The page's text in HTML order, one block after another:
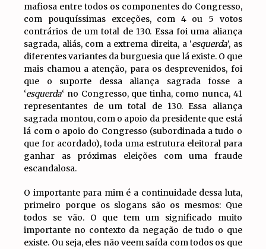
mafiosa entre todos os componentes do Congresso,
com pouquíssimas exceções, com 4 ou 5 votos
contrários de um total de 130. Essa foi uma aliança
sagrada, aliás, com a extrema direita, a ‘esquerda‘, as
diferentes variantes da burguesia que lá existe. O que
mais chamou a atenção, para os desprevenidos, foi
que o suporte dessa aliança sagrada fosse a
‘esquerda‘ no Congresso, que tinha, como nunca, 41
representantes de um total de 130. Essa aliança
sagrada montou, com o apoio da presidente que está
lá com o apoio do Congresso (subordinada a tudo o
que for acordado), toda uma estrutura eleitoral para
ganhar as próximas eleições com uma fraude
escandalosa.
O importante para mim é a continuidade dessa luta,
primeiro porque os slogans são os mesmos: Que
todos se vão. O que tem um significado muito
importante no contexto da negação de tudo o que
existe. Ou seja, eles não veem saída com todos os que